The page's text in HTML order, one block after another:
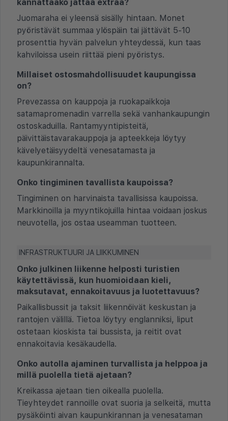
kannattaako jättää extraa?
Juomaraha ei yleensä sisälly hintaan. Monet
pyöristävät summaa ylöspäin tai jättävät 5-10
prosenttia hyvän palvelun yhteydessä, kun taas
kahviloissa usein riittää pieni pyöristys.
Millaiset ostosmahdollisuudet kaupungissa
on?
Prevezassa on kauppoja ja ruokapaikkoja
satamapromenadin varrella sekä vanhankaupungin
ostoskaduilla. Rantamyyntipisteitä,
päivittäistavarakauppoja ja apteekkeja löytyy
kävelyetäisyydeltä venesatamasta ja
kaupunkirannalta.
Onko tingiminen tavallista kaupoissa?
Tingiminen on harvinaista tavallisissa kaupoissa.
Markkinoilla ja myyntikojuilla hintaa voidaan joskus
neuvotella, jos ostaa useamman tuotteen.
INFRASTRUKTUURI JA LIIKKUMINEN
Onko julkinen liikenne helposti turistien
käytettävissä, kun huomioidaan kieli,
maksutavat, ennakoitavuus ja luotettavuus?
Paikallisbussit ja taksit liikennöivät keskustan ja
rantojen välillä. Tietoa löytyy englanniksi, liput
ostetaan kioskista tai bussista, ja reitit ovat
ennakoitavia kesäkaudella.
Onko autolla ajaminen turvallista ja helppoa ja
millä puolella tietä ajetaan?
Kreikassa ajetaan tien oikealla puolella.
Tieyhteydet rannoille ovat suoria ja selkeitä, mutta
pysäköinti aivan kaupunkirannan ja venesataman